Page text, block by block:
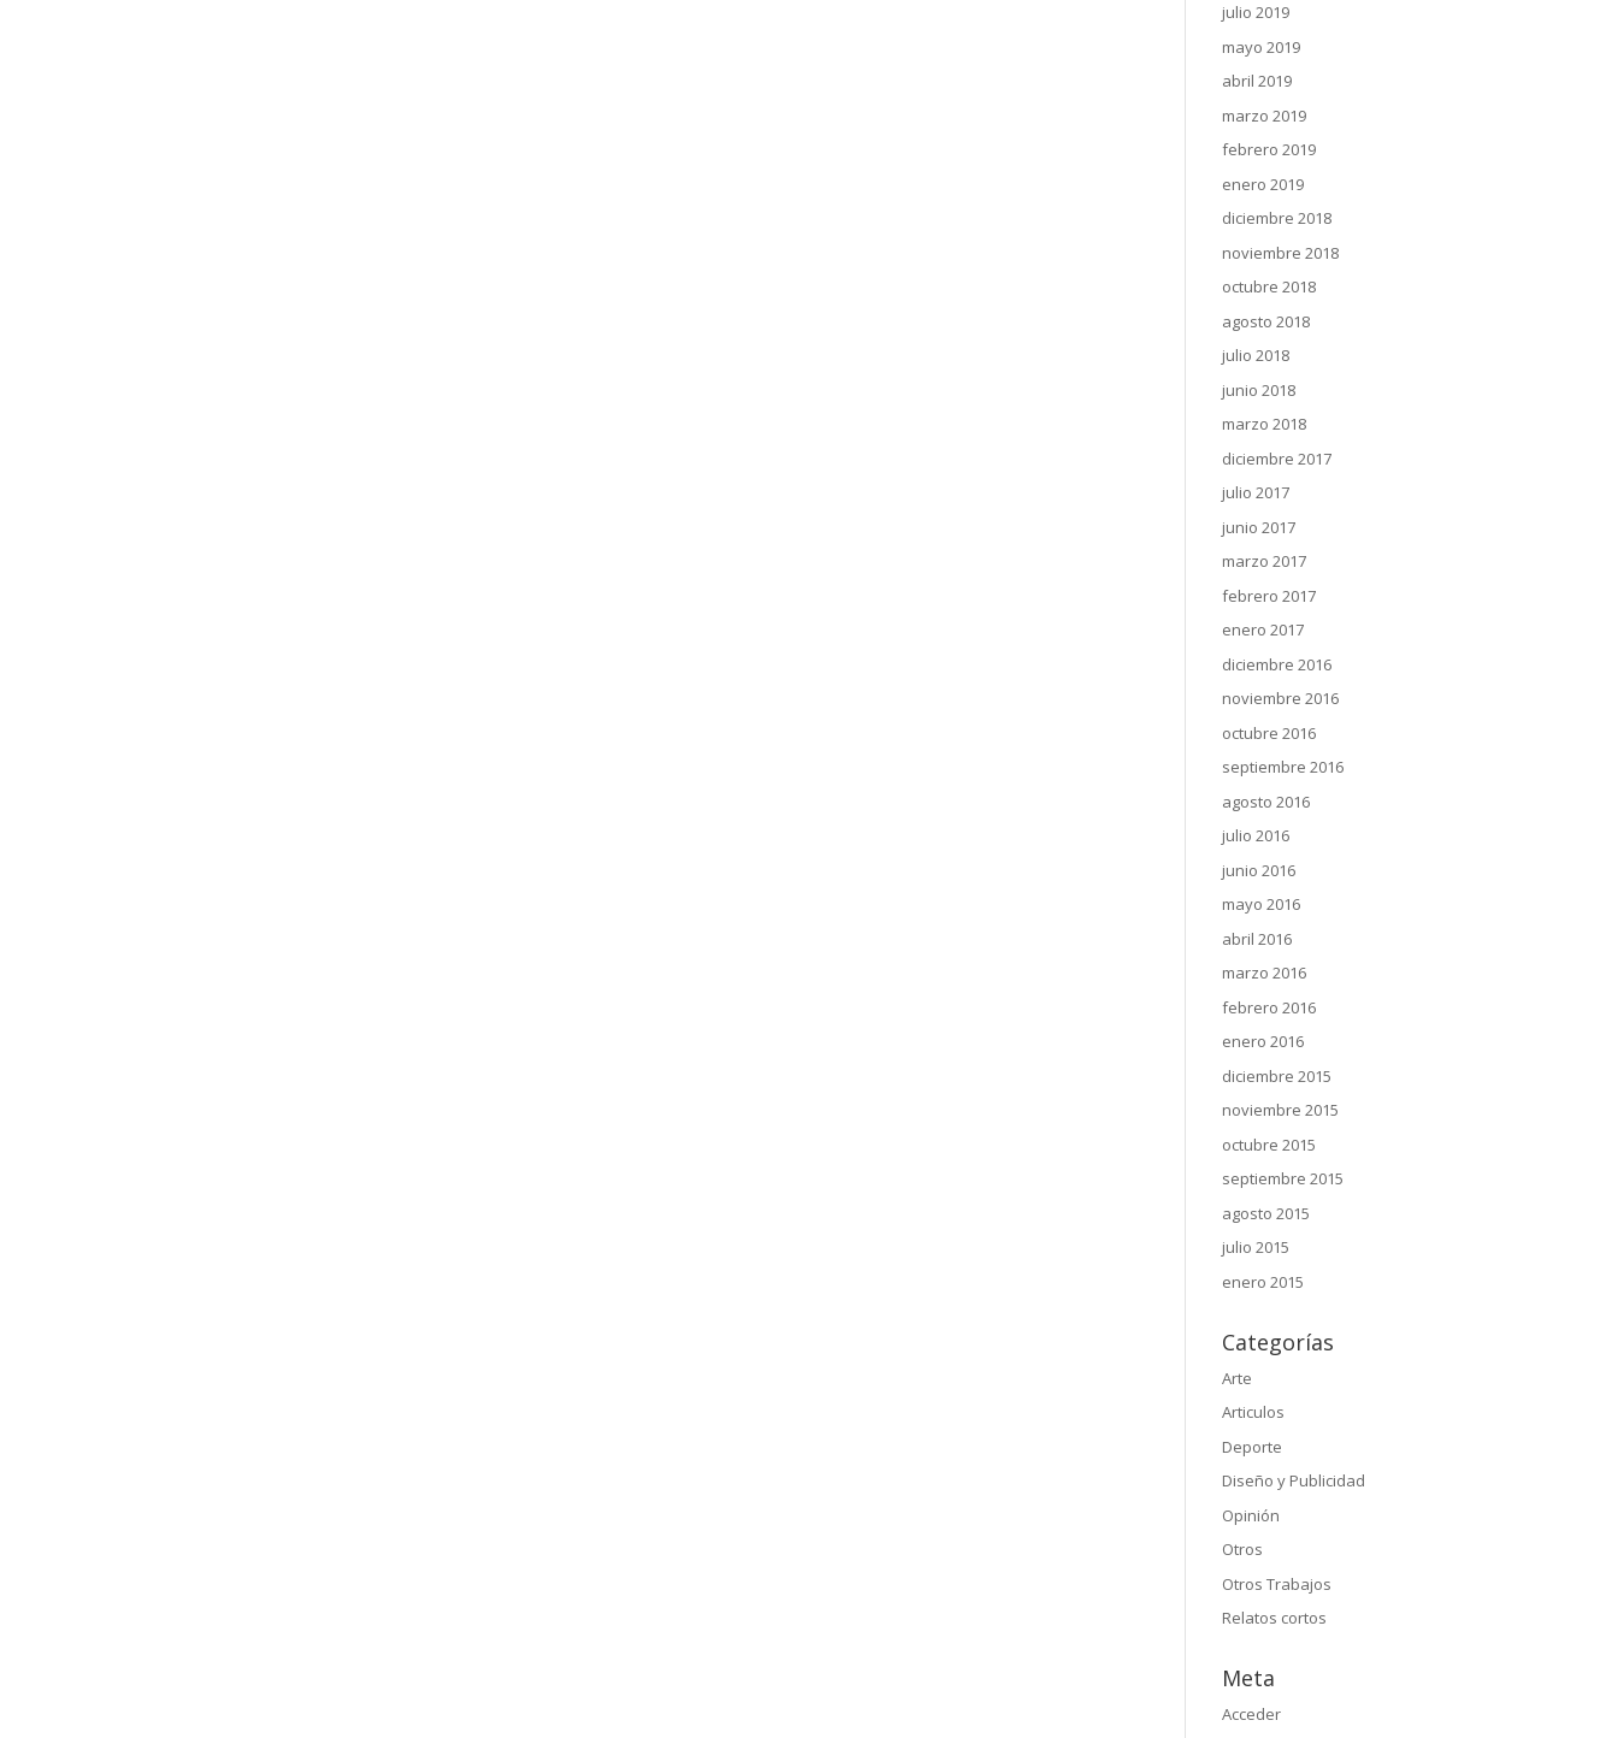
julio 2019
mayo 2019
abril 2019
marzo 2019
febrero 2019
enero 2019
diciembre 2018
noviembre 2018
octubre 2018
agosto 2018
julio 2018
junio 2018
marzo 2018
diciembre 2017
julio 2017
junio 2017
marzo 2017
febrero 2017
enero 2017
diciembre 2016
noviembre 2016
octubre 2016
septiembre 2016
agosto 2016
julio 2016
junio 2016
mayo 2016
abril 2016
marzo 2016
febrero 2016
enero 2016
diciembre 2015
noviembre 2015
octubre 2015
septiembre 2015
agosto 2015
julio 2015
enero 2015
Categorías
Arte
Articulos
Deporte
Diseño y Publicidad
Opinión
Otros
Otros Trabajos
Relatos cortos
Meta
Acceder